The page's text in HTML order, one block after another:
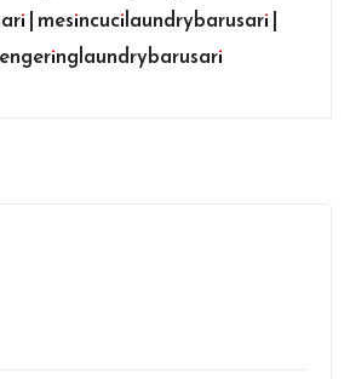
| mesincucilaundrybarusari |